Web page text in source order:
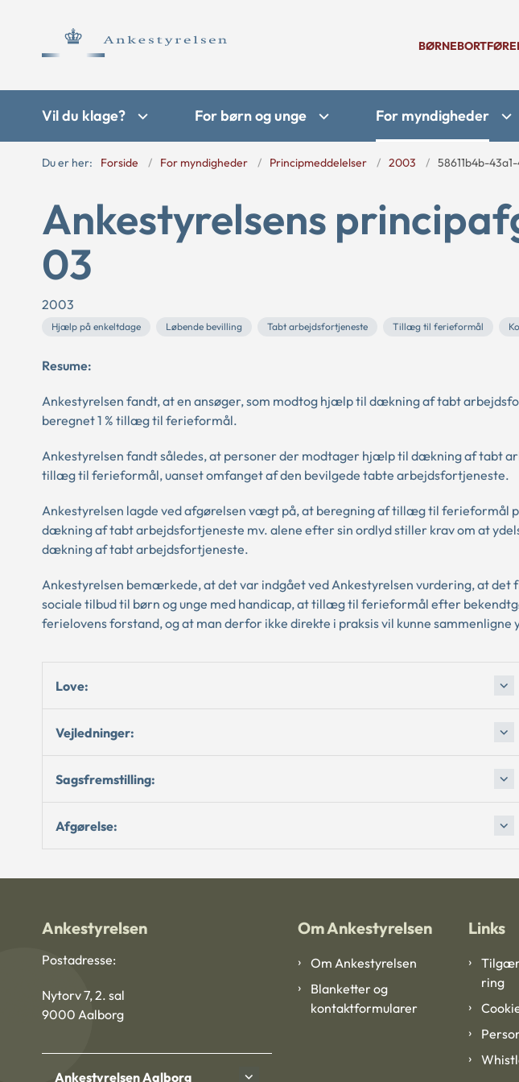
Vil du klage? For børn og unge For myndigheder
Du er her: Forside For myndigheder Principmeddelelser 2003 58611b4b-
Ankestyrelsens
03
2003
Hjælp på enkeltdage Løbende bevilling Tabt arbejdsfortjeneste Tillæg til ferieformål
Resume:
Ankestyrelsen fandt, at en ansøger, som modtog hjælp til dækning af tabt
beregnet 1 % tillæg til ferieformål.
Ankestyrelsen fandt således, at personer der modtager hjælp til dækning af tabt
tillæg til ferieformål, uanset omfanget af den bevilgede tabte arbejdsfortjeneste.
Ankestyrelsen lagde ved afgørelsen vægt på, at beregning af tillæg til ferieformål
dækning af tabt arbejdsfortjeneste mv. alene efter sin ordlyd stiller krav om at
dækning af tabt arbejdsfortjeneste.
Ankestyrelsen bemærkede, at det var indgået ved Ankestyrelsen vurdering, at
sociale tilbud til børn og unge med handicap, at tillæg til ferieformål efter
ferielovens forstand, og at man derfor ikke direkte i praksis vil kunne
Love:
Vejledninger:
Sagsfremstilling:
Afgørelse:
Ankestyrelsen
Postadresse:
Nytorv 7, 2. sal
9000 Aalborg
Ankestyrelsen Aalborg
Om Ankestyrelsen
Om Ankestyrelsen
Blanketter og
kontaktformularer
Links
ring